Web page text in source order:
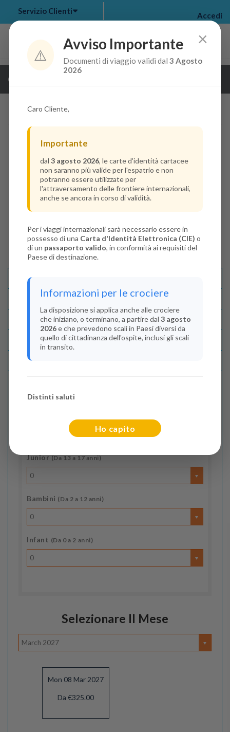
my bookings >
Servizio Clienti Accedi
Guarda i dettagli della crociera
Disponibilità
Condizioni
Recensioni
Indica il numero dei passeggeri
Junior(Da 13 a 17 anni)
0
Bambini (Da 2 a 12 anni)
0
Infant (Da 0 a 2 anni)
0
Selezionare Il Mese
March 2027
Mon 08 Mar 2027
Da €325.00
×
⚠️
Avviso Importante
Documenti di viaggio validi dal3 Agosto
2026
Caro Cliente,
Importante
dal 3 agosto 2026, le carte d'identità cartacee
non saranno più valide per l'espatrio e non
potranno essere utilizzate per
l'attraversamento delle frontiere internazionali,
anche se ancora in corso di validità.
Per i viaggi internazionali sarà necessario essere in
possesso di una Carta d'Identità Elettronica (CIE) o
di un passaporto valido, in conformità ai requisiti del
Paese di destinazione.
Informazioni per le crociere
La disposizione si applica anche alle crociere
che iniziano, o terminano, a partire dal 3 agosto
2026e che prevedono scali in Paesi diversi da
quello di cittadinanza dell'ospite, inclusi gli scali
in transito.
Distinti saluti
Ho capito